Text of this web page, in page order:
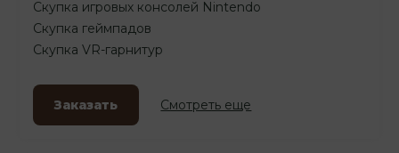
Скупка игровых консолей Nintendo
Скупка геймпадов
Скупка VR-гарнитур
Заказать Смотреть еще